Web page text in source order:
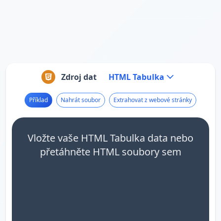
Zdroj dat HTML Tabulka
Příklad Nahrát soubor Extrahovat z webové stránky
Vložte vaše HTML Tabulka data nebo
přetáhněte HTML soubory sem